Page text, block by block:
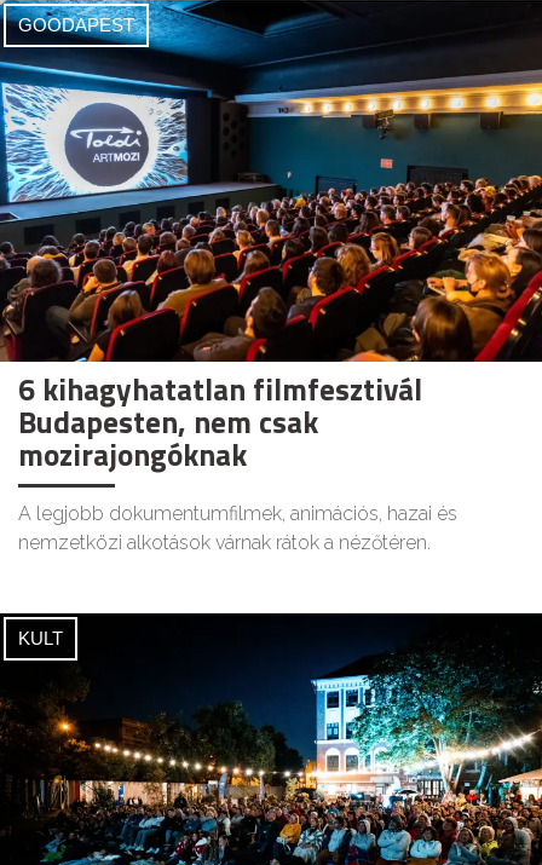
GOODAPEST
6 kihagyhatatlan filmfesztivál
Budapesten, nem csak
mozirajongóknak
A legjobb dokumentumfilmek, animációs, hazai és
nemzetközi alkotások várnak rátok a nézőtéren.
KULT